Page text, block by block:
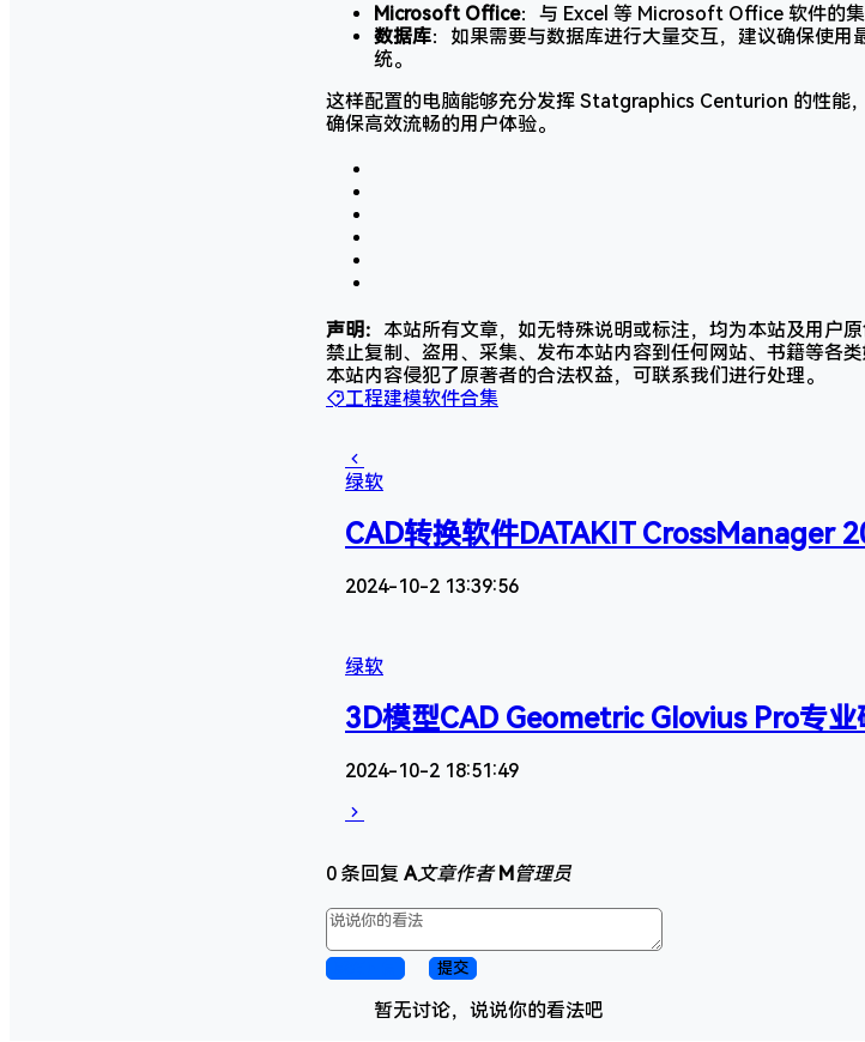
Microsoft Office：与 Excel 等 Microsoft Office 软件的
数据库：如果需要与数据库进行大量交互，建议确保使
统。
这样配置的电脑能够充分发挥 Statgraphics Centurion 的性能
确保高效流畅的用户体验。
声明： 本站所有文章，如无特殊说明或标注，均为本站及用户
禁止复制、盗用、采集、发布本站内容到任何网站、书籍等各
本站内容侵犯了原著者的合法权益，可联系我们进行处理。
工程建模软件合集
绿软
CAD转换软件DATAKIT CrossManager
2024-10-2 13:39:56
绿软
3D模型CAD Geometric Glovius Pro专
2024-10-2 18:51:49
0 条回复 A文章作者 M管理员
提交
暂无讨论，说说你的看法吧